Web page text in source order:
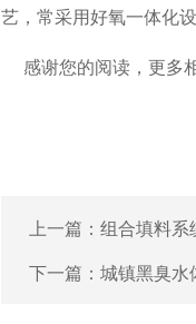
艺，常采用好氧一体化
感谢您的阅读，更多
上一篇： 组合填料系
下一篇： 城镇黑臭水